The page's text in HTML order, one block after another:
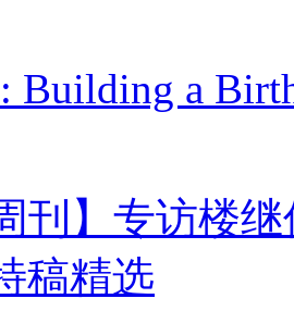
Building a
刊】专访楼
稿精选